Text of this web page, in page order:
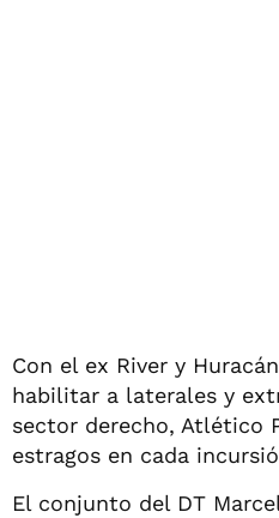
Con el ex River y
habilitar a laterales y
sector derecho, Atlético
estragos en cada
El conjunto del DT